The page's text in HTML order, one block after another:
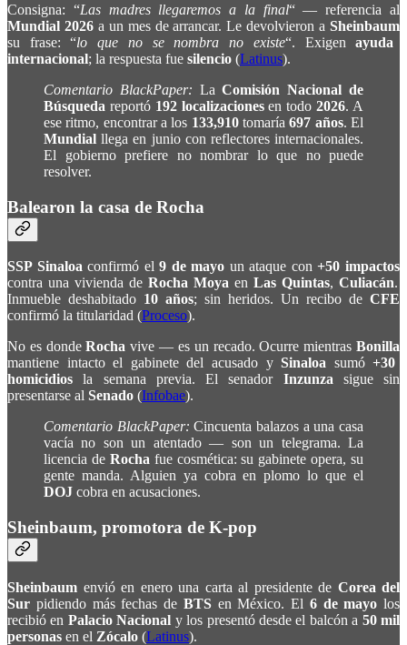
Consigna: “Las madres llegaremos a la final“ — referencia al
Mundial 2026a un mes de arrancar. Le devolvieron aSheinbaum
su frase: “lo que no se nombra no existe“. Exigenayuda
internacional; la respuesta fue silencio (Latinus).
Comentario BlackPaper: LaComisión Nacional de
Búsqueda reportó 192 localizacionesen todo2026. A
ese ritmo, encontrar a los 133,910tomaría697 años. El
Mundial llega en junio con reflectores internacionales.
El gobierno prefiere no nombrar lo que no puede
resolver.
Balearon la casa de Rocha
SSP Sinaloa confirmó el9 de mayo un ataque con+50 impactos
contra una vivienda de Rocha Moya en Las Quintas, Culiacán.
Inmueble deshabitado 10 años; sin heridos. Un recibo de CFE
confirmó la titularidad (Proceso).
No es dondeRocha vive — es un recado. Ocurre mientrasBonilla
mantiene intacto el gabinete del acusado ySinaloa sumó+30
homicidios la semana previa. El senador Inzunza sigue sin
presentarse al Senado (Infobae).
Comentario BlackPaper: Cincuenta balazos a una casa
vacía no son un atentado — son un telegrama. La
licencia de Rocha fue cosmética: su gabinete opera, su
gente manda. Alguien ya cobra en plomo lo que el
DOJ cobra en acusaciones.
Sheinbaum, promotora de K-pop
Sheinbaum envió en enero una carta al presidente de Corea del
Sur pidiendo más fechas de BTSen México. El 6 de mayo los
recibió en Palacio Nacional y los presentó desde el balcón a 50 mil
personas en el Zócalo (Latinus).